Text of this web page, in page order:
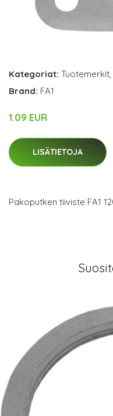
Kategoriat: Tuotemerkit,
Brand: FA1
1.09 EUR
LISÄTIETOJA
Pakoputken tiiviste FA1